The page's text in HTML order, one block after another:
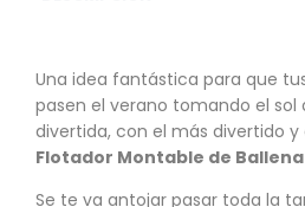
Una idea fantástica para que
pasen el verano tomando el
divertida, con el más divertido y
Flotador Montable de
Se te va antojar pasar toda la